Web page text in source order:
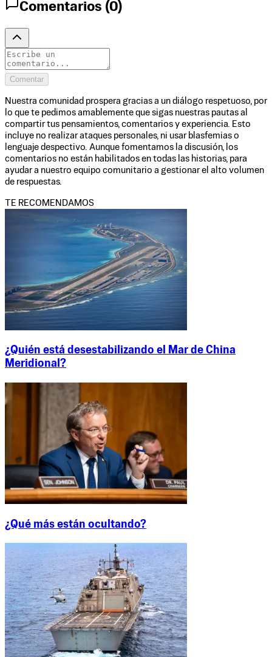
Comentarios (0)
Comentar
Nuestra comunidad prospera gracias a un diálogo respetuoso, por
lo que te pedimos amablemente que sigas nuestras pautas al
compartir tus pensamientos, comentarios y experiencia. Esto
incluye no realizar ataques personales, ni usar blasfemias o
lenguaje despectivo. Aunque fomentamos la discusión, los
comentarios no están habilitados en todas las historias, para
ayudar a nuestro equipo comunitario a gestionar el alto volumen
de respuestas.
TE RECOMENDAMOS
¿Quién está desestabilizando el Mar de China
Meridional?
¿Qué más están ocultando?